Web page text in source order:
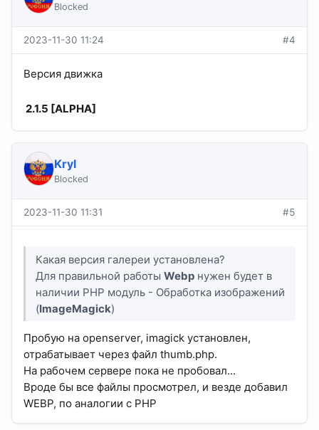
Blocked
2023-11-30 11:24 #4
Версия движка
2.1.5 [ALPHA]
Kryl
Blocked
2023-11-30 11:31 #5
Какая версия галереи установлена?
Для правильной работыWebp нужен будет в
наличии PHP модуль - Обработка изображений
(ImageMagick)
Пробую на openserver, imagick установлен,
отрабатывает через файл thumb.php.
На рабочем сервере пока не пробовал...
Вроде бы все файлы просмотрел, и везде добавил
WEBP, по аналогии с PHP